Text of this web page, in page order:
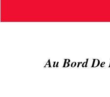
Au Bord De